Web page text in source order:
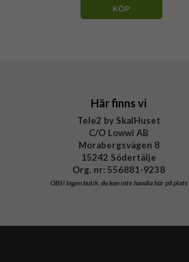
KÖP
Här finns vi
Tele2 by SkalHuset
C/O Lowwi AB
Morabergsvägen 8
15242 Södertälje
Org. nr: 556881-9238
OBS!Ingen butik, du kan inte handla här på plats